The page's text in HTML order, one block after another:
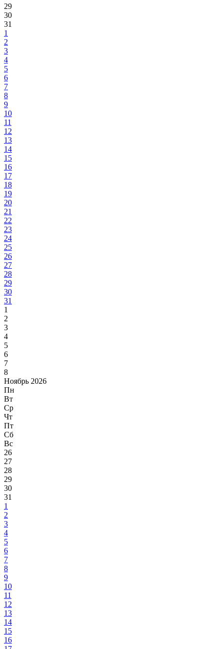
29
30
31
1
2
3
4
5
6
7
8
9
10
11
12
13
14
15
16
17
18
19
20
21
22
23
24
25
26
27
28
29
30
31
1
2
3
4
5
6
7
8
Ноябрь 2026
Пн
Вт
Ср
Чт
Пт
Сб
Вс
26
27
28
29
30
31
1
2
3
4
5
6
7
8
9
10
11
12
13
14
15
16